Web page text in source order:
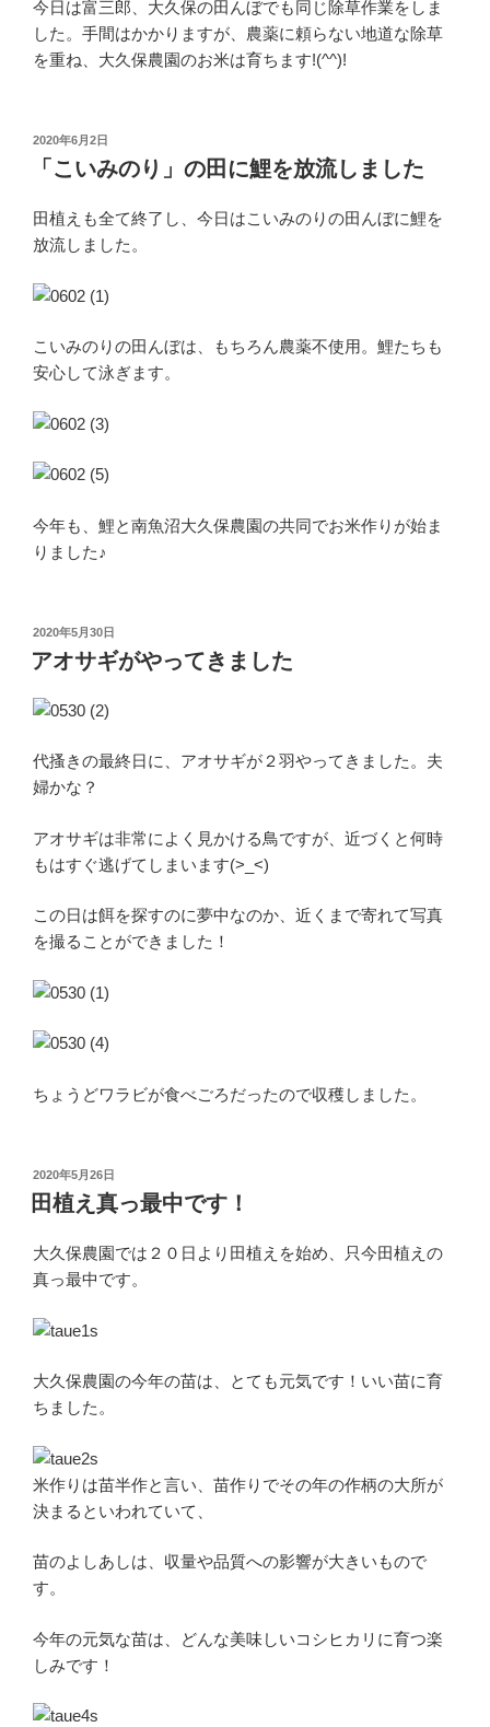
今日は富三郎、大久保の田んぼでも同じ除草作業をしま
した。手間はかかりますが、農薬に頼らない地道な除草
を重ね、大久保農園のお米は育ちます!(^^)!
投
稿
2020年6月2日
「こいみのり」の田に鯉を放流しました
田植えも全て終了し、今日はこいみのりの田んぼに鯉を
放流しました。
こいみのりの田んぼは、もちろん農薬不使用。鯉たちも
安心して泳ぎます。
今年も、鯉と南魚沼大久保農園の共同でお米作りが始ま
りました♪
投
稿
日:
2020年5月30日
アオサギがやってきました
代搔きの最終日に、アオサギが２羽やってきました。夫
婦かな？
アオサギは非常によく見かける鳥ですが、近づくと何時
もはすぐ逃げてしまいます(>_<)
この日は餌を探すのに夢中なのか、近くまで寄れて写真
を撮ることができました！
ちょうどワラビが食べごろだったので収穫しました。
投
稿
日:
2020年5月26日
田植え真っ最中です！
大久保農園では２０日より田植えを始め、只今田植えの
真っ最中です。
大久保農園の今年の苗は、とても元気です！いい苗に育
ちました。
米作りは苗半作と言い、苗作りでその年の作柄の大所が
決まるといわれていて、
苗のよしあしは、収量や品質への影響が大きいもので
す。
今年の元気な苗は、どんな美味しいコシヒカリに育つ楽
しみです！